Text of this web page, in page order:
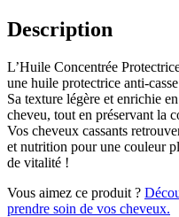
Description
L’Huile Concentrée
une huile protectrice anti-
Sa texture légère et enrichie
cheveu, tout en préservant la
Vos cheveux cassants
et nutrition pour une couleur
de vitalité !
Vous aimez ce produit ?
prendre soin de vos cheveux.